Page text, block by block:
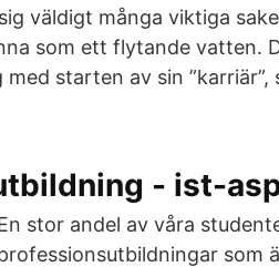
väldigt många viktiga
som ett flytande vatten.
starten av sin
- ist-
stor andel av våra
som